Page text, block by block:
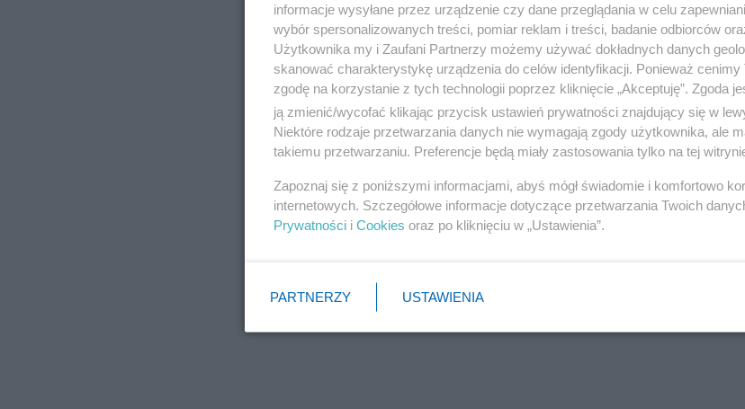
informacje wysyłane przez urządzenie czy dane przeglądania w celu
wybór spersonalizowanych treści, pomiar reklam i treści, badanie odbiorców
Użytkownika my i Zaufani Partnerzy możemy używać dokładnych danych
skanować charakterystykę urządzenia do celów identyfikacji. Ponieważ
zgodę na korzystanie z tych technologii poprzez kliknięcie „Akceptuję”. Zgoda
ją zmienić/wycofać klikając przycisk ustawień prywatności znajdujący się w
Niektóre rodzaje przetwarzania danych nie wymagają zgody użytkownika, ale
takiemu przetwarzaniu. Preferencje będą miały zastosowania tylko na tej
Zapoznaj się z poniższymi informacjami, abyś mógł świadomie i komfortowo
internetowych. Szczegółowe informacje dotyczące przetwarzania Twoich
Prywatności i Cookies oraz po kliknięciu w „Ustawienia”.
PARTNERZY USTAWIENIA